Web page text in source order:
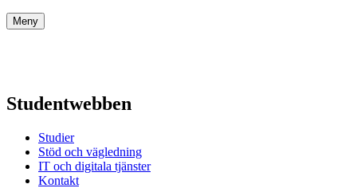
Meny
Studentwebben
Studier
Stöd och vägledning
IT och digitala tjänster
Kontakt